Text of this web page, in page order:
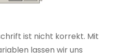
ist nicht korrekt. Mit
lassen wir uns